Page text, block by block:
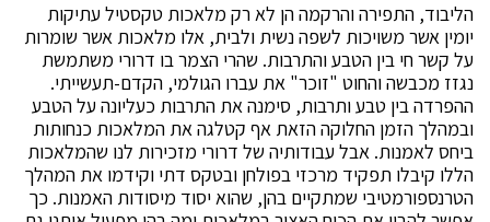
הליבוד, התפירה והרקמה הן לא רק מלאכות טקסטיל עתיקות
יומין אשר משויכות לשפה נשית ולבית, אלו מלאכות אשר שומרות
על קשר חי בין הטבע והתרבות. שהרי הצמר בו דרורי משתמשת
נגזז מכבשה והחוט "זוכר" את עברו הגולמי, הקדם-תעשייתי.
ההפרדה בין טבע ותרבות, סימנה את התרבות כעליונה על הטבע
ובמהלך הזמן החלוקה הזאת אף קטלגה את המלאכות כנחותות
ביחס לאמנות. אבל עבודותיה של דרורי מזכירות לנו שהמלאכות
הללו קיבלו תפקיד מרכזי בפולחן ובטקס דתי וקידמו את המהלך
הטרנספורמטיבי שמתקיים בהן, שהוא יסוד מיסודות האמנות. כך